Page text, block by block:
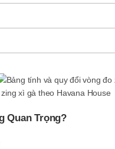
xì gà theo Havana House
Quan Trọng?